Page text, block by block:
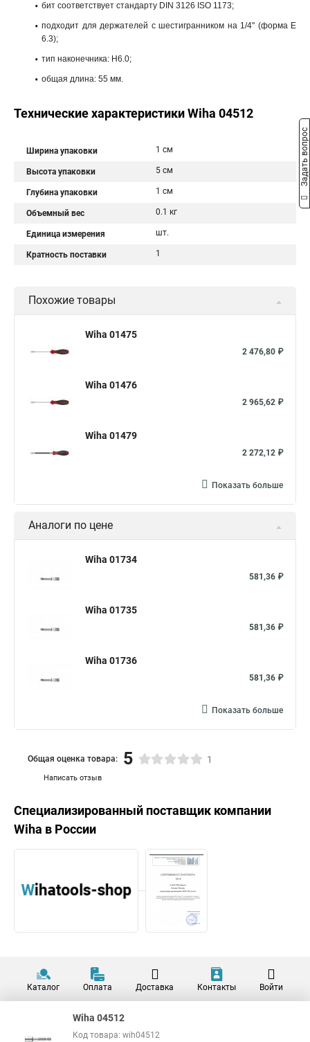
бит соответствует стандарту DIN 3126 ISO 1173;
подходит для держателей с шестигранником на 1/4" (форма E
6.3);
тип наконечника: H6.0;
общая длина: 55 мм.
Технические характеристики Wiha 04512
Ширина упаковки 1 см
Высота упаковки 5 см
Глубина упаковки 1 см
Объемный вес 0.1 кг
Единица измерения шт.
Кратность поставки 1
Похожие товары
Wiha 01475
2 476,80 ₽
Wiha 01476
2 965,62 ₽
Wiha 01479
2 272,12 ₽
Показать больше
Аналоги по цене
Wiha 01734
581,36 ₽
Wiha 01735
581,36 ₽
Wiha 01736
581,36 ₽
Показать больше
Написать отзыв
Общая оценка товара: 5 1
Специализированный поставщик компании
Wiha в России
Каталог Оплата Доставка Контакты Войти
Wiha 04512
Код товара: wih04512
Задать вопрос